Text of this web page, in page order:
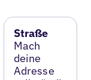
Straße
Mach
deine
Adresse